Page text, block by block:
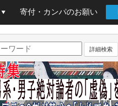
寄付・カンパのお願い
詳細検索